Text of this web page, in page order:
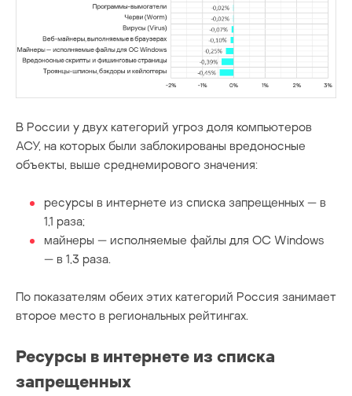
В России у двух категорий угроз доля компьютеров
АСУ, на которых были заблокированы вредоносные
объекты, выше среднемирового значения:
ресурсы в интернете из списка запрещенных — в
1,1 раза;
майнеры — исполняемые файлы для ОС Windows
— в 1,3 раза.
По показателям обеих этих категорий Россия занимает
второе место в региональных рейтингах.
Ресурсы в интернете из списка
запрещенных